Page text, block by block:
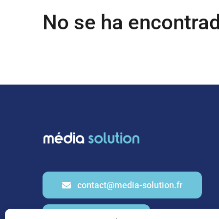
No se ha
contact@media-solution.fr